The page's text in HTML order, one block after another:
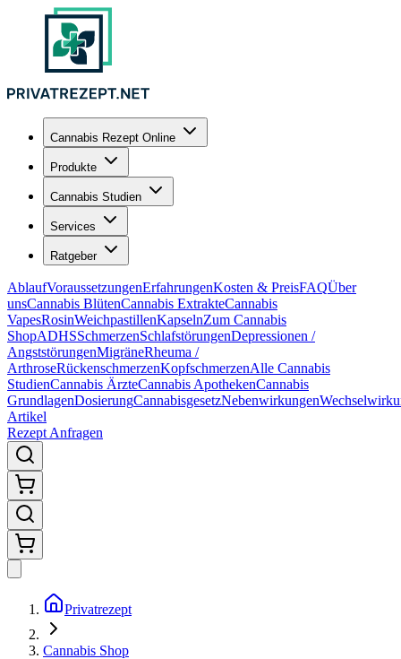
Cannabis Rezept Online
Produkte
Cannabis Studien
Services
Ratgeber
AblaufVoraussetzungenErfahrungenKosten & PreisFAQÜber
unsCannabis BlütenCannabis ExtrakteCannabis
VapesRosinWeichpastillenKapselnZum Cannabis
ShopADHSSchmerzenSchlafstörungenDepressionen /
AngststörungenMigräneRheuma /
ArthroseRückenschmerzenKopfschmerzenAlle Cannabis
StudienCannabis ÄrzteCannabis ApothekenCannabis
GrundlagenDosierungCannabisgesetzNebenwirkungen
Artikel
Rezept Anfragen
Privatrezept
Cannabis Shop